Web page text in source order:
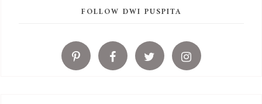
FOLLOW DWI PUSPITA